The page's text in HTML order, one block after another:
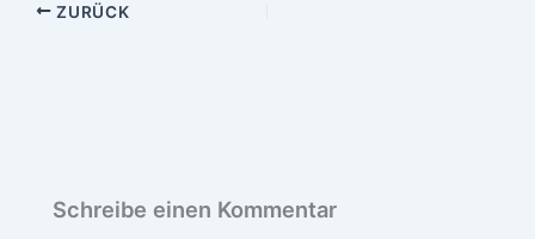
ZURÜCK
Schreibe einen Kommentar